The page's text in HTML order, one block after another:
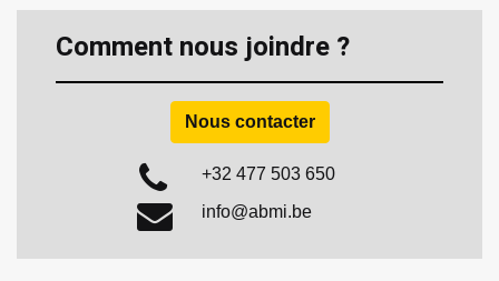
Comment nous joindre ?
Nous contacter
+32 477 503 650
info@abmi.be